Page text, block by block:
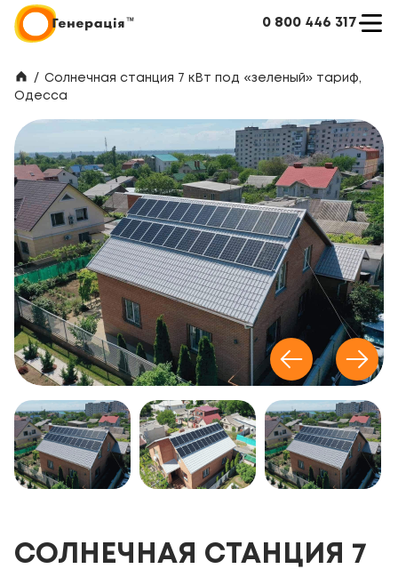
0 800 446 317
/ Солнечная станция 7 кВт под «зеленый» тариф,
Одесса
СОЛНЕЧНАЯ СТАНЦИЯ 7